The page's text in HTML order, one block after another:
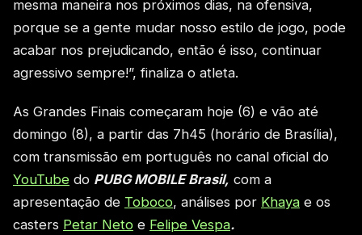
mesma maneira nos próximos dias, na ofensiva,
porque se a gente mudar nosso estilo de jogo, pode
acabar nos prejudicando, então é isso, continuar
agressivo sempre!”, finaliza o atleta.
As Grandes Finais começaram hoje (6) e vão até
domingo (8), a partir das 7h45 (horário de Brasília),
com transmissão em português no canal oficial do
YouTube do PUBG MOBILE Brasil, com a
apresentação de Toboco, análises por Khaya e os
casters Petar Neto e Felipe Vespa.